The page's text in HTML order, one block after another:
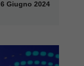
6 Giugno 2024